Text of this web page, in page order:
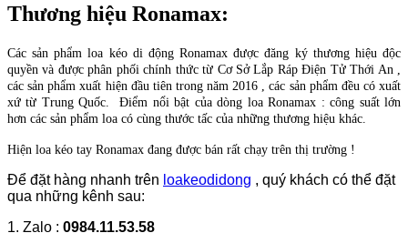
Thương hiệu Ronamax:
Các sản phẩm loa kéo di động Ronamax được đăng ký thương hiệu độc
quyền và được phân phối chính thức từ Cơ Sở Lắp Ráp Điện Tử Thới An ,
các sản phẩm xuất hiện đầu tiên trong năm 2016 , các sản phẩm đều có xuất
xứ từ Trung Quốc. Điểm nổi bật của dòng loa Ronamax : công suất lớn
hơn các sản phẩm loa có cùng thước tấc của những thương hiệu khác.
Hiện loa kéo tay Ronamax đang được bán rất chạy trên thị trường !
Để đặt hàng nhanh trên loakeodidong , quý khách có thể đặt
qua những kênh sau:
1. Zalo : 0984.11.53.58